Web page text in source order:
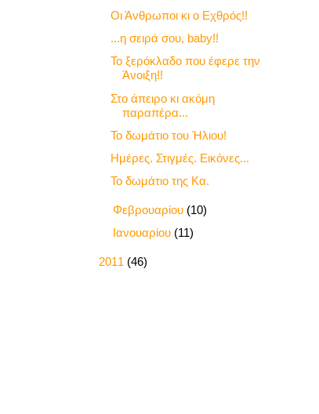
Οι Άνθρωποι κι ο Εχθρός!!
...η σειρά σου, baby!!
Το ξερόκλαδο που έφερε την
Άνοιξη!!
Στο άπειρο κι ακόμη
παραπέρα...
Το δωμάτιο του Ήλιου!
Ημέρες. Στιγμές. Εικόνες...
Το δωμάτιο της Κα.
Φεβρουαρίου (10)
Ιανουαρίου (11)
2011 (46)